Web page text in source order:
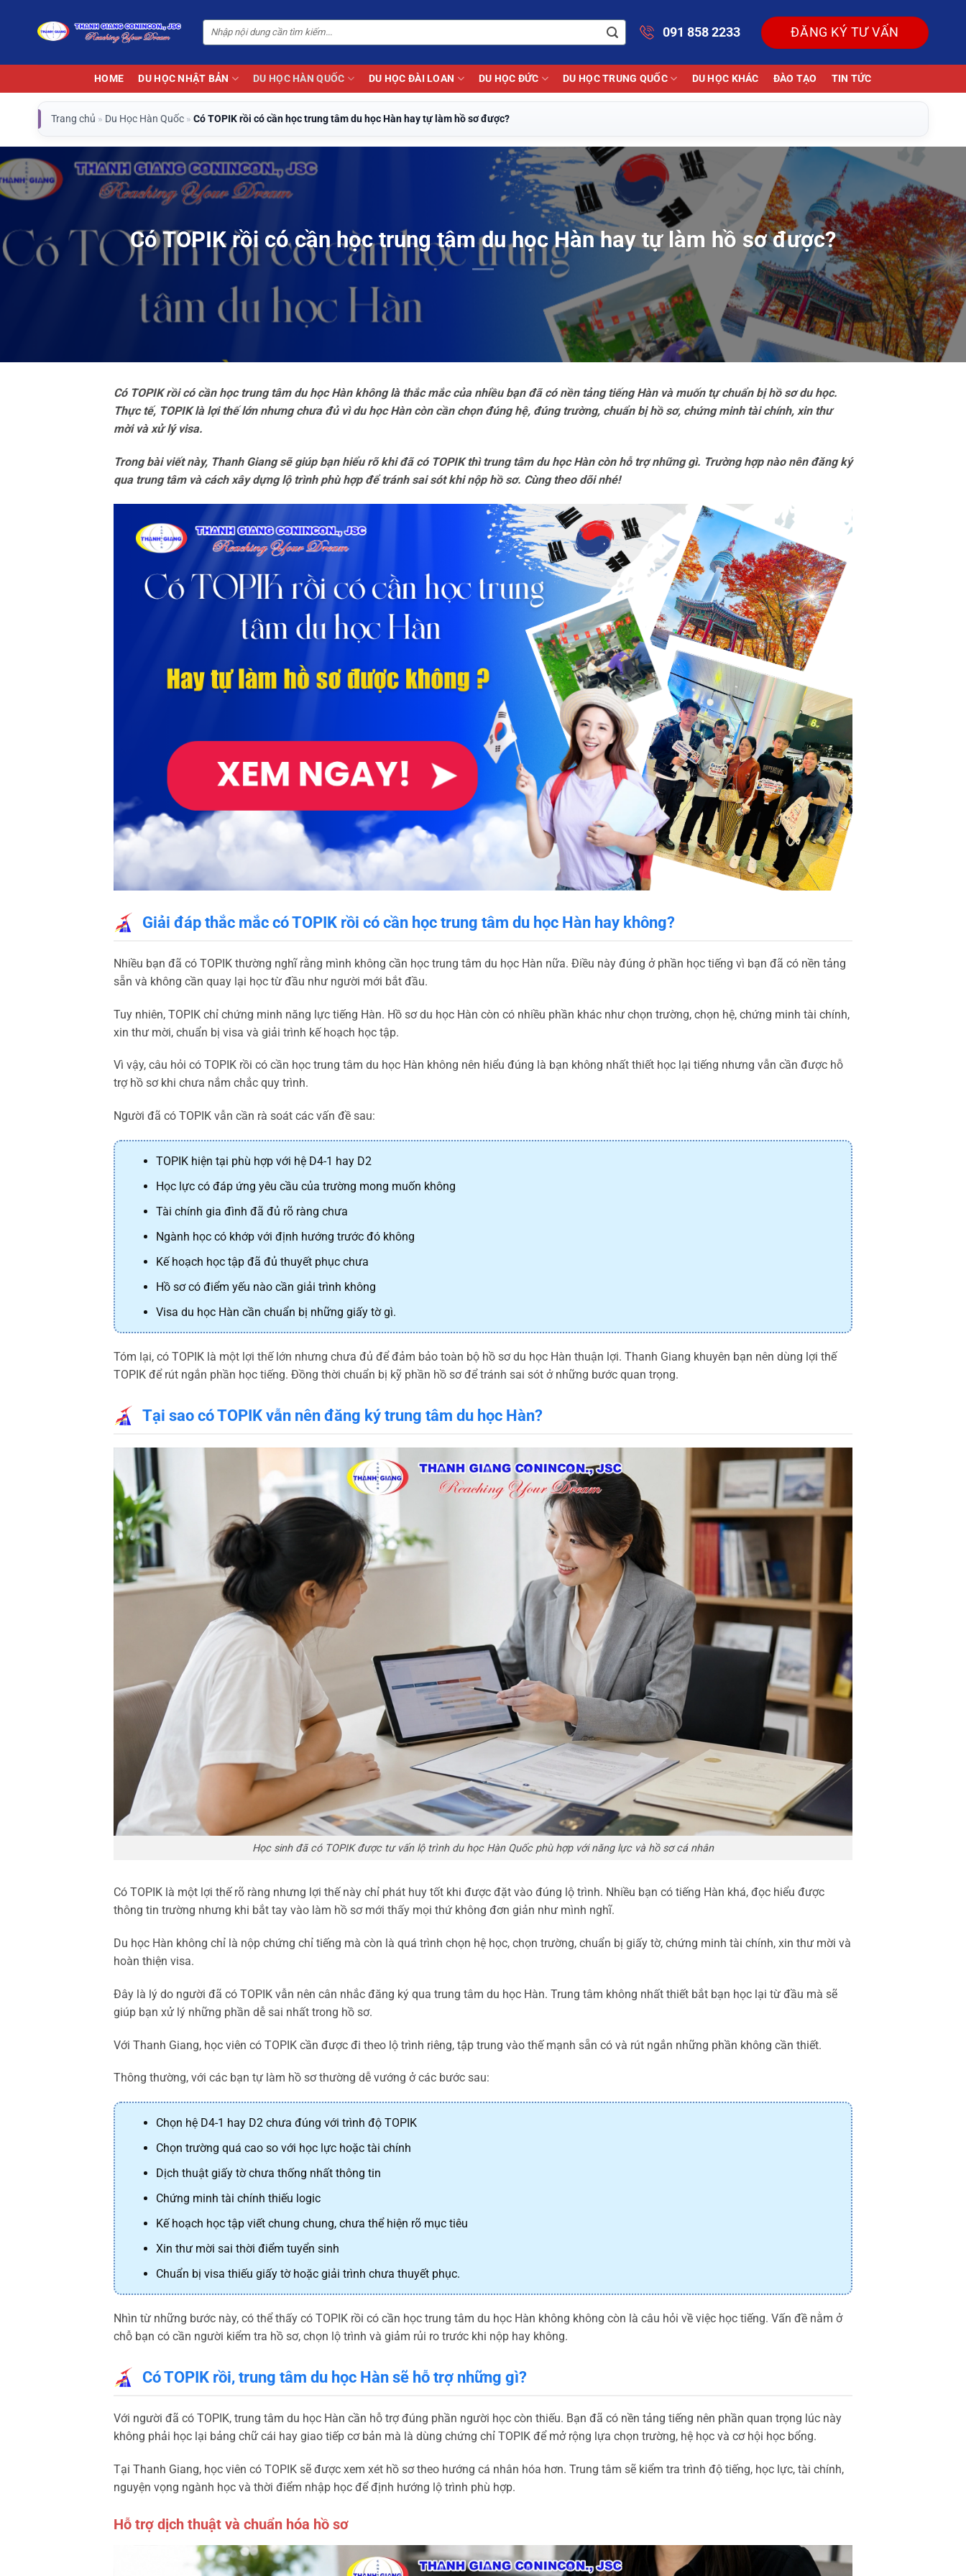
dung
091 858 2233 ĐĂNG KÝ TƯ VẤN
HOME DU HỌC NHẬT BẢN DU HỌC HÀN QUỐC DU HỌC ĐÀI LOAN DU HỌC ĐỨC DU HỌC TRUNG QUỐC DU HỌC KHÁC ĐÀO TẠO TIN TỨC
Trang chủ » Du Học Hàn Quốc » Có TOPIK rồi có cần học trung tâm du học Hàn hay tự làm hồ sơ được?
Có TOPIK rồi có cần học trung tâm du học Hàn hay tự làm hồ sơ được?
Có TOPIK rồi có cần học trung tâm du học Hàn không là thắc mắc của nhiều bạn đã có nền tảng tiếng Hàn và muốn tự chuẩn bị hồ sơ du học.
Thực tế, TOPIK là lợi thế lớn nhưng chưa đủ vì du học Hàn còn cần chọn đúng hệ, đúng trường, chuẩn bị hồ sơ, chứng minh tài chính, xin thư
mời và xử lý visa.
Trong bài viết này, Thanh Giang sẽ giúp bạn hiểu rõ khi đã có TOPIK thì trung tâm du học Hàn còn hỗ trợ những gì. Trường hợp nào nên đăng ký
qua trung tâm và cách xây dựng lộ trình phù hợp để tránh sai sót khi nộp hồ sơ. Cùng theo dõi nhé!
Giải đáp thắc mắc có TOPIK rồi có cần học trung tâm du học Hàn hay không?
Nhiều bạn đã có TOPIK thường nghĩ rằng mình không cần học trung tâm du học Hàn nữa. Điều này đúng ở phần học tiếng vì bạn đã có nền tảng
sẵn và không cần quay lại học từ đầu như người mới bắt đầu.
Tuy nhiên, TOPIK chỉ chứng minh năng lực tiếng Hàn. Hồ sơ du học Hàn còn có nhiều phần khác như chọn trường, chọn hệ, chứng minh tài chính,
xin thư mời, chuẩn bị visa và giải trình kế hoạch học tập.
Vì vậy, câu hỏi có TOPIK rồi có cần học trung tâm du học Hàn không nên hiểu đúng là bạn không nhất thiết học lại tiếng nhưng vẫn cần được hỗ
trợ hồ sơ khi chưa nắm chắc quy trình.
Người đã có TOPIK vẫn cần rà soát các vấn đề sau:
TOPIK hiện tại phù hợp với hệ D4-1 hay D2
Học lực có đáp ứng yêu cầu của trường mong muốn không
Tài chính gia đình đã đủ rõ ràng chưa
Ngành học có khớp với định hướng trước đó không
Kế hoạch học tập đã đủ thuyết phục chưa
Hồ sơ có điểm yếu nào cần giải trình không
Visa du học Hàn cần chuẩn bị những giấy tờ gì.
Tóm lại, có TOPIK là một lợi thế lớn nhưng chưa đủ để đảm bảo toàn bộ hồ sơ du học Hàn thuận lợi. Thanh Giang khuyên bạn nên dùng lợi thế
TOPIK để rút ngắn phần học tiếng. Đồng thời chuẩn bị kỹ phần hồ sơ để tránh sai sót ở những bước quan trọng.
Tại sao có TOPIK vẫn nên đăng ký trung tâm du học Hàn?
Học sinh đã có TOPIK được tư vấn lộ trình du học Hàn Quốc phù hợp với năng lực và hồ sơ cá nhân
Có TOPIK là một lợi thế rõ ràng nhưng lợi thế này chỉ phát huy tốt khi được đặt vào đúng lộ trình. Nhiều bạn có tiếng Hàn khá, đọc hiểu được
thông tin trường nhưng khi bắt tay vào làm hồ sơ mới thấy mọi thứ không đơn giản như mình nghĩ.
Du học Hàn không chỉ là nộp chứng chỉ tiếng mà còn là quá trình chọn hệ học, chọn trường, chuẩn bị giấy tờ, chứng minh tài chính, xin thư mời và
hoàn thiện visa.
Đây là lý do người đã có TOPIK vẫn nên cân nhắc đăng ký qua trung tâm du học Hàn. Trung tâm không nhất thiết bắt bạn học lại từ đầu mà sẽ
giúp bạn xử lý những phần dễ sai nhất trong hồ sơ.
Với Thanh Giang, học viên có TOPIK cần được đi theo lộ trình riêng, tập trung vào thế mạnh sẵn có và rút ngắn những phần không cần thiết.
Thông thường, với các bạn tự làm hồ sơ thường dễ vướng ở các bước sau:
Chọn hệ D4-1 hay D2 chưa đúng với trình độ TOPIK
Chọn trường quá cao so với học lực hoặc tài chính
Dịch thuật giấy tờ chưa thống nhất thông tin
Chứng minh tài chính thiếu logic
Kế hoạch học tập viết chung chung, chưa thể hiện rõ mục tiêu
Xin thư mời sai thời điểm tuyển sinh
Chuẩn bị visa thiếu giấy tờ hoặc giải trình chưa thuyết phục.
Nhìn từ những bước này, có thể thấy có TOPIK rồi có cần học trung tâm du học Hàn không không còn là câu hỏi về việc học tiếng. Vấn đề nằm ở
chỗ bạn có cần người kiểm tra hồ sơ, chọn lộ trình và giảm rủi ro trước khi nộp hay không.
Có TOPIK rồi, trung tâm du học Hàn sẽ hỗ trợ những gì?
Với người đã có TOPIK, trung tâm du học Hàn cần hỗ trợ đúng phần người học còn thiếu. Bạn đã có nền tảng tiếng nên phần quan trọng lúc này
không phải học lại bảng chữ cái hay giao tiếp cơ bản mà là dùng chứng chỉ TOPIK để mở rộng lựa chọn trường, hệ học và cơ hội học bổng.
Tại Thanh Giang, học viên có TOPIK sẽ được xem xét hồ sơ theo hướng cá nhân hóa hơn. Trung tâm sẽ kiểm tra trình độ tiếng, học lực, tài chính,
nguyện vọng ngành học và thời điểm nhập học để định hướng lộ trình phù hợp.
Hỗ trợ dịch thuật và chuẩn hóa hồ sơ